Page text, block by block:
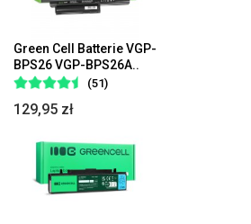
Green Cell Batterie VGP-
BPS26 VGP-BPS26A..
(51)
129,95 zł